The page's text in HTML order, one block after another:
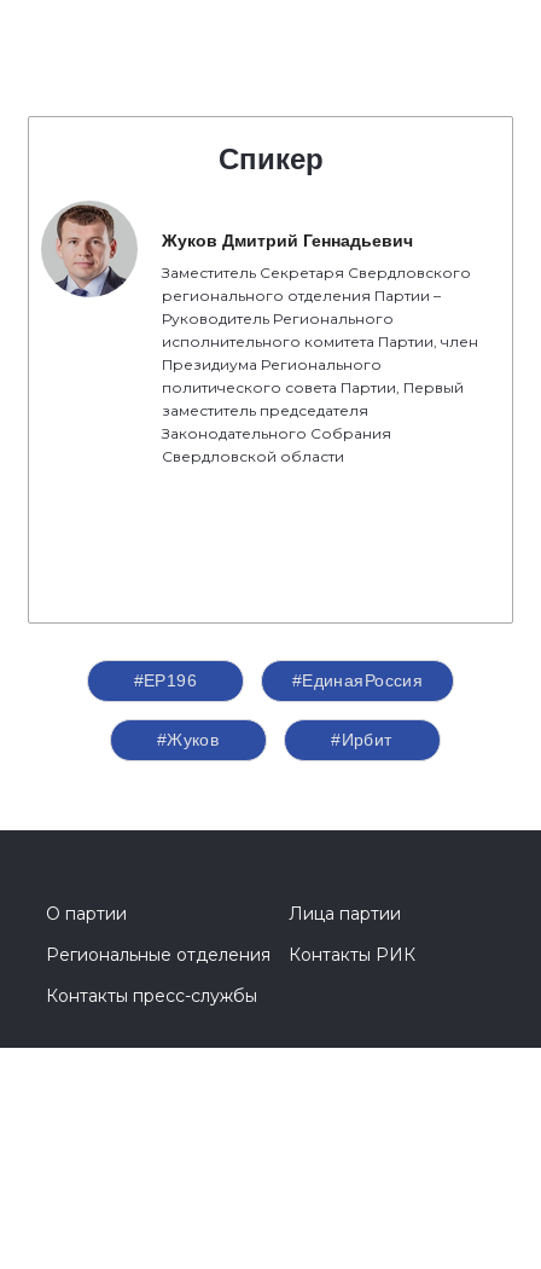
Спикер
Жуков Дмитрий Геннадьевич
Заместитель Секретаря Свердловского
регионального отделения Партии –
Руководитель Регионального
исполнительного комитета Партии, член
Президиума Регионального
политического совета Партии, Первый
заместитель председателя
Законодательного Собрания
Свердловской области
#ЕР196 #‎ЕдинаяРоссия
#Жуков #Ирбит
О партии
Лица партии
Региональные отделения
Контакты РИК
Контакты пресс-службы